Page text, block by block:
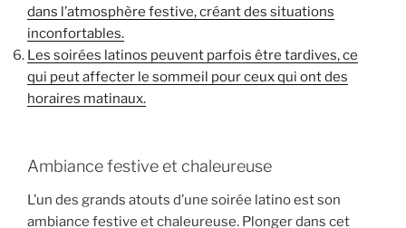
dans l’atmosphère festive, créant des situations
inconfortables.
Les soirées latinos peuvent parfois être tardives, ce
qui peut affecter le sommeil pour ceux qui ont des
horaires matinaux.
Ambiance festive et chaleureuse
L’un des grands atouts d’une soirée latino est son
ambiance festive et chaleureuse. Plonger dans cet